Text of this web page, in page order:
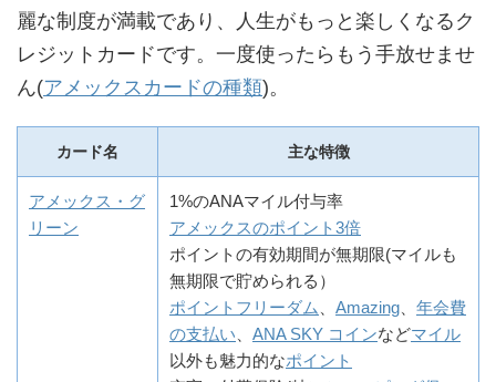
麗な制度が満載であり、人生がもっと楽しくなるク
レジットカードです。一度使ったらもう手放せませ
ん(アメックスカードの種類)。
カード名 主な特徴
アメックス・グ
リーン
1%のANAマイル付与率
アメックスのポイント3倍
ポイントの有効期間が無期限(マイルも
無期限で貯められる）
ポイントフリーダム
Amazing
年会費
の支払い
ANA SKY コインなどマイル
以外も魅力的なポイント